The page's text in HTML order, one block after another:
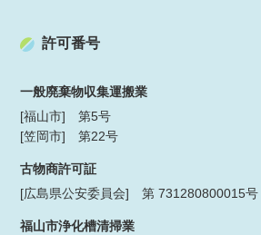
許可番号
一般廃棄物収集運搬業
[福山市] 第5号
[笠岡市] 第22号
古物商許可証
[広島県公安委員会] 第 731280800015号
福山市浄化槽清掃業